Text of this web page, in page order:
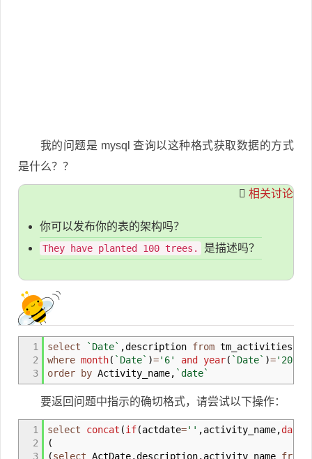
我的问题是 mysql 查询以这种格式获取数据的方式
是什么？？
相关讨论
你可以发布你的表的架构吗？
They have planted 100 trees. 是描述吗？
1
2
3
select `Date` ,description from tm_activities
where month( `Date` )='6' and year( `Date` )='2012'
order by Activity_name, `date`
要返回问题中指示的确切格式，请尝试以下操作：
1
2
3
select concat (if(actdate='' ,activity_name,
(
(select ActDate,description,activity_name from